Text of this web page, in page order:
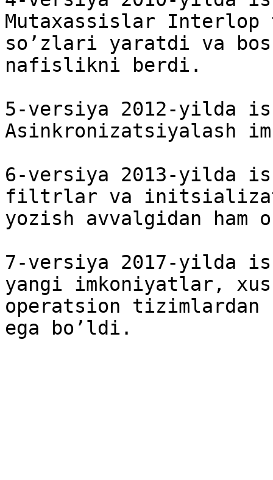
Mutaxassislar
so’zlari yaratdi va
nafislikni berdi.
5-versiya 2012-yilda
Asinkronizatsiyalash
6-versiya 2013-yilda
filtrlar va
yozish avvalgidan ham
7-versiya 2017-yilda
yangi imkoniyatlar,
operatsion tizimlardan